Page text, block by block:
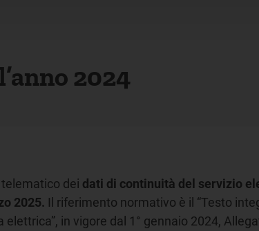
2024
dei dati di continuità del servizio
2025. Il riferimento normativo è il “Testo
in vigore dal 1° gennaio 2024,